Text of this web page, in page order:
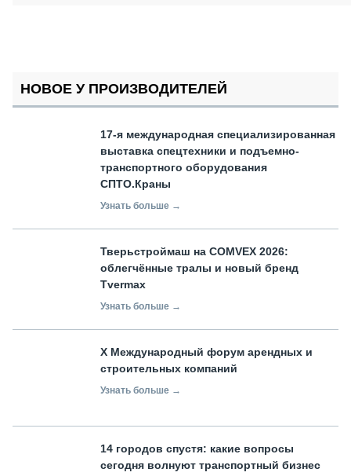
НОВОЕ У ПРОИЗВОДИТЕЛЕЙ
17-я международная специализированная
выставка спецтехники и подъемно-
транспортного оборудования
СПТО.Краны
Узнать больше →
Тверьстроймаш на COMVEX 2026:
облегчённые тралы и новый бренд
Tvermax
Узнать больше →
X Международный форум арендных и
строительных компаний
Узнать больше →
14 городов спустя: какие вопросы
сегодня волнуют транспортный бизнес